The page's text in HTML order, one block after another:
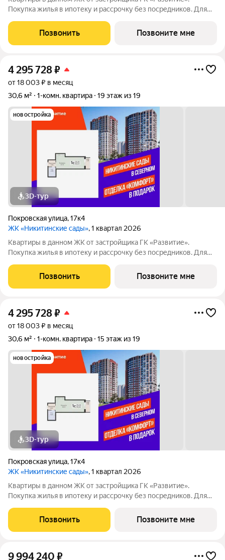
Покупка жилья в ипотеку и рассрочку без посредников. Для
обращайтесь в отдел продаж застройщика.
Позвонить Позвоните мне
4 295 728₽
от 18 003 ₽ в месяц
30,6 м²
1-комн. квартира 19 этаж из 19
новостройка
3D-тур
Покровская улица,17к4
ЖК «Никитинские сады», 1 квартал 2026
Квартиры в данном ЖК от застройщика ГК «Развитие».
Покупка жилья в ипотеку и рассрочку без посредников. Для
обращайтесь в отдел продаж застройщика.
Позвонить Позвоните мне
4 295 728₽
от 18 003 ₽ в месяц
30,6 м²
1-комн. квартира 15 этаж из 19
новостройка
3D-тур
Покровская улица,17к4
ЖК «Никитинские сады», 1 квартал 2026
Квартиры в данном ЖК от застройщика ГК «Развитие».
Покупка жилья в ипотеку и рассрочку без посредников. Для
обращайтесь в отдел продаж застройщика.
Позвонить Позвоните мне
9 994 240 ₽